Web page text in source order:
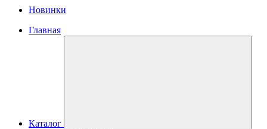
Новинки
Главная
Каталог